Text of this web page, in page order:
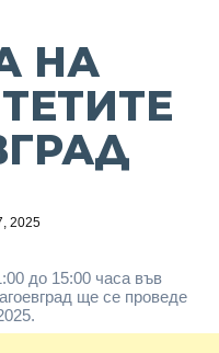
НА
2025
до 15:00 часа във
ще се проведе